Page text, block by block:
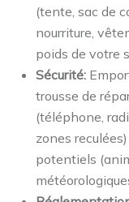
(tente, sac de
nourriture,
poids de votre
Sécurité:
trousse de
(téléphone,
zones
potentiels